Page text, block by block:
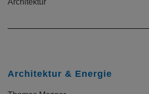
Architektur
Architektur & Energie